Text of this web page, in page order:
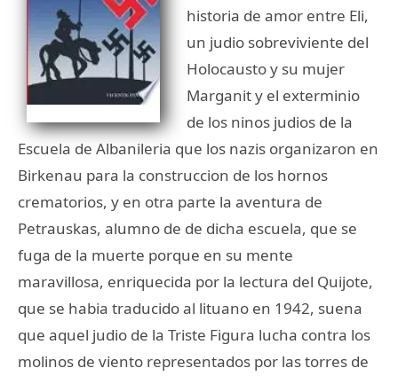
historia de amor entre Eli,
un judio sobreviviente del
Holocausto y su mujer
Marganit y el exterminio
de los ninos judios de la
Escuela de Albanileria que los nazis organizaron en
Birkenau para la construccion de los hornos
crematorios, y en otra parte la aventura de
Petrauskas, alumno de de dicha escuela, que se
fuga de la muerte porque en su mente
maravillosa, enriquecida por la lectura del Quijote,
que se habia traducido al lituano en 1942, suena
que aquel judio de la Triste Figura lucha contra los
molinos de viento representados por las torres de